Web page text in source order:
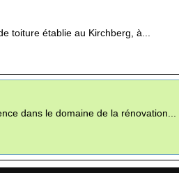
toiture établie au Kirchberg, à...
dans le domaine de la rénovation...